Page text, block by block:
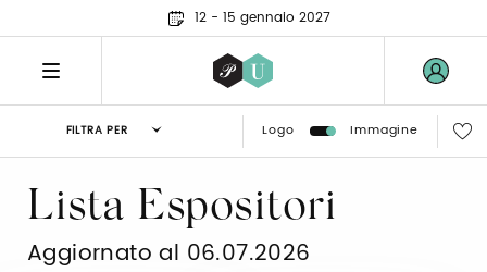
12 - 15 gennaio 2027
FILTRA PER Logo Immagine
Lista Espositori
Aggiornato al 06.07.2026